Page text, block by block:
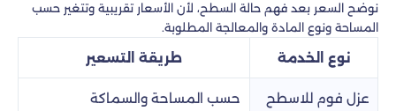
نوضح السعر بعد فهم حالة السطح، لأن الأسعار تقريبية وتتغير حسب
المساحة ونوع المادة والمعالجة المطلوبة.
نوع الخدمة طريقة التسعير
عزل فوم للاسطح حسب المساحة والسماكة